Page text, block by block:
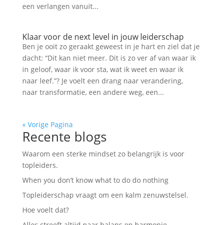
een verlangen vanuit...
Klaar voor de next level in jouw leiderschap
Ben je ooit zo geraakt geweest in je hart en ziel dat je
dacht: “Dit kan niet meer. Dit is zo ver af van waar ik
in geloof, waar ik voor sta, wat ik weet en waar ik
naar leef.”? Je voelt een drang naar verandering,
naar transformatie, een andere weg, een...
« Vorige Pagina
Recente blogs
Waarom een sterke mindset zo belangrijk is voor
topleiders.
When you don’t know what to do do nothing
Topleiderschap vraagt om een kalm zenuwstelsel.
Hoe voelt dat?